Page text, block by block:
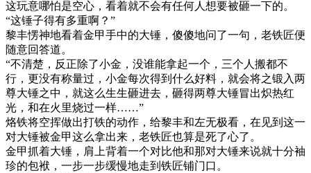
这玩意哪怕是空心，看着就不会有任何人想要被砸一下的。
“这锤子得有多重啊？”
黎丰愣神地看着金甲手中的大锤，傻傻地问了一句，老铁匠便
随意回答道。
“不清楚，反正除了小金，没谁能拿起一个，三个人搬都不
行，更没有称量过，小金每次得到什么好料，就会将之锻入两
尊大锤之中，就这么生生砸进去，砸得两尊大锤冒出炽热红
光，和在火里烧过一样……”
烙铁将空挥做出打铁的动作，给黎丰和左无极看，在见到这一
对大锤被金甲这么拿出来，老铁匠也算是死了心了。
金甲抓着大锤，肩上背着一个对比他和那对大锤来说就十分袖
珍的包袱，一步一步缓慢地走到铁匠铺门口。